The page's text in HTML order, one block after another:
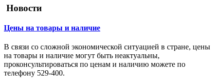
Новости
Цены на товары и наличие
В связи со сложной экономической ситуацией в стране, цены
на товары и наличие могут быть неактуальны,
проконсультироваться по ценам и наличию можете по
телефону 529-400.